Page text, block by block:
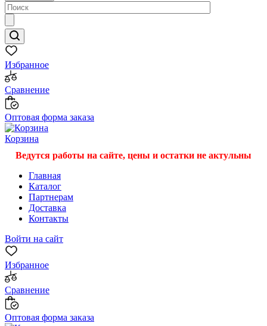
Избранное
Сравнение
Оптовая форма заказа
Корзина
Ведутся работы на сайте, цены и остатки не актульны
Главная
Каталог
Партнерам
Доставка
Контакты
Войти на сайт
Избранное
Сравнение
Оптовая форма заказа